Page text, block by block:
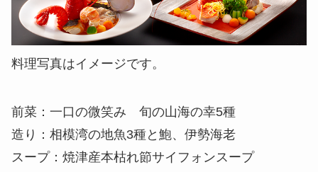
料理写真はイメージです。
前菜：一口の微笑み 旬の山海の幸5種
造り：相模湾の地魚3種と鮑、伊勢海老
スープ：焼津産本枯れ節サイフォンスープ